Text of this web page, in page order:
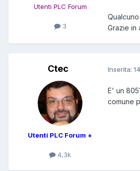
Utenti PLC Forum
3
Grazie in
Ctec
Utenti PLC Forum +
4,3k
Inserita:
E' un
comune